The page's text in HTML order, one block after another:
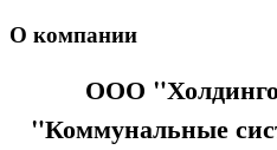
О компании
ООО
"Коммунальные